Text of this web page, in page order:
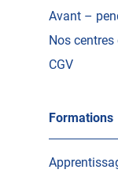
Avant –
Nos
CGV
Formations